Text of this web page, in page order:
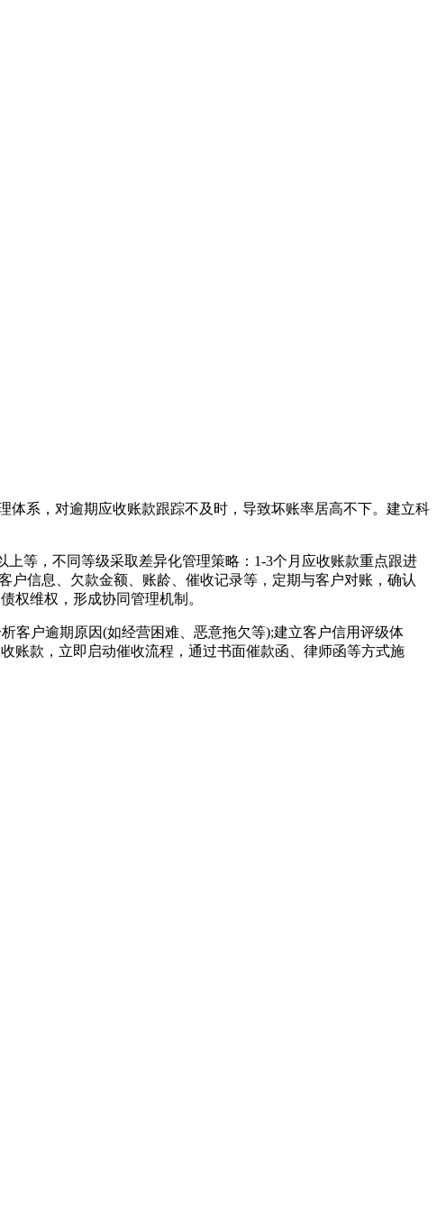
系，对逾期应收账款跟踪不及时，导致坏账率居高不下。建立科
等，不同等级采取差异化管理策略：1-3个月应收账款重点跟进
户信息、欠款金额、账龄、催收记录等，定期与客户对账，确认
权维权，形成协同管理机制。
户逾期原因(如经营困难、恶意拖欠等);建立客户信用评级体
账款，立即启动催收流程，通过书面催款函、律师函等方式施